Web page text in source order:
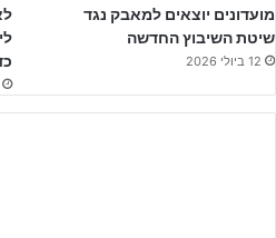
מועדונים יוצאים למאבק נגד
שיטת השיבוץ החדשה
12 ביולי 2026